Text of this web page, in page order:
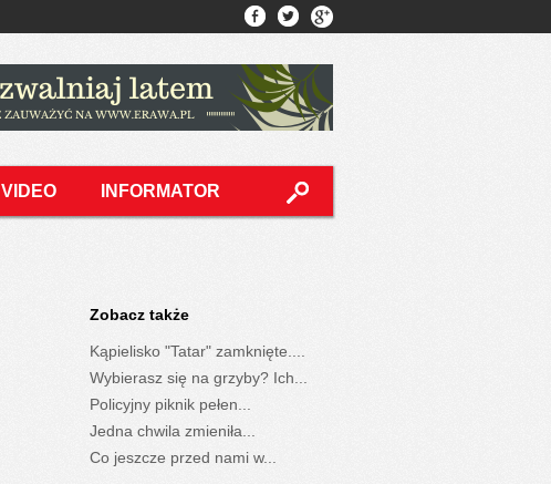
VIDEO INFORMATOR
Zobacz także
Kąpielisko "Tatar" zamknięte....
Wybierasz się na grzyby? Ich...
Policyjny piknik pełen...
Jedna chwila zmieniła...
Co jeszcze przed nami w...